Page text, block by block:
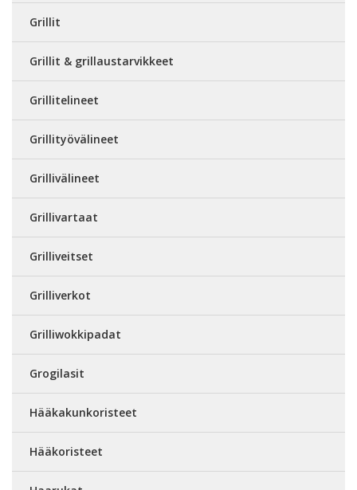
Grillit
Grillit & grillaustarvikkeet
Grillitelineet
Grillityövälineet
Grillivälineet
Grillivartaat
Grilliveitset
Grilliverkot
Grilliwokkipadat
Grogilasit
Hääkakunkoristeet
Hääkoristeet